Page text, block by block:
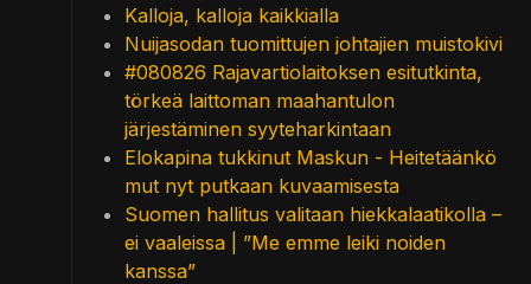
Kalloja, kalloja kaikkialla
Nuijasodan tuomittujen johtajien muistokivi
#080826 Rajavartiolaitoksen esitutkinta,
törkeä laittoman maahantulon
järjestäminen syyteharkintaan
Elokapina tukkinut Maskun - Heitetäänkö
mut nyt putkaan kuvaamisesta
Suomen hallitus valitaan hiekkalaatikolla –
ei vaaleissa | ”Me emme leiki noiden
kanssa”